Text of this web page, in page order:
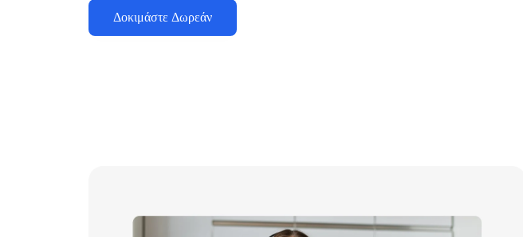
Δοκιμάστε Δωρεάν